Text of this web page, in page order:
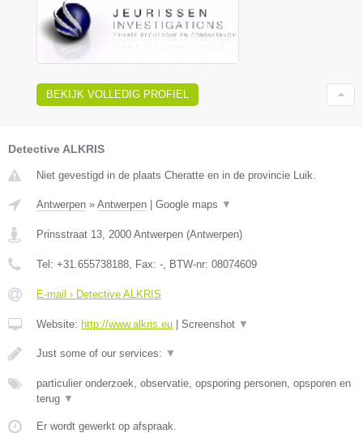
BEKIJK VOLLEDIG PROFIEL
Detective ALKRIS
Niet gevestigd in de plaats Cheratte en in de provincie Luik.
Antwerpen » Antwerpen Google maps ▼
Prinsstraat 13 2000 Antwerpen (Antwerpen)
Tel: +31.655738188 , Fax: - , BTW-nr: 08074609
E-mail › Detective ALKRIS
Website: http://www.alkris.eu Screenshot ▼
Just some of our services: ▼
particulier onderzoek, observatie, opsporing personen, opsporen en
terug ▼
Er wordt gewerkt op afspraak.